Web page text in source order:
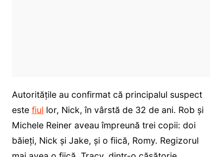
Autoritățile au confirmat că principalul suspect
este fiul lor, Nick, în vârstă de 32 de ani. Rob și
Michele Reiner aveau împreună trei copii: doi
băieți, Nick și Jake, și o fiică, Romy. Regizorul